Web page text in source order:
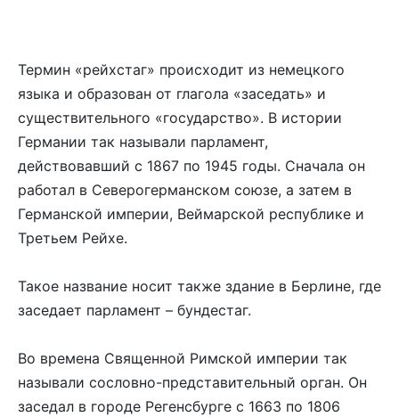
Термин «рейхстаг» происходит из немецкого
языка и образован от глагола «заседать» и
существительного «государство». В истории
Германии так называли парламент,
действовавший с 1867 по 1945 годы. Сначала он
работал в Северогерманском союзе, а затем в
Германской империи, Веймарской республике и
Третьем Рейхе.
Такое название носит также здание в Берлине, где
заседает парламент – бундестаг.
Во времена Священной Римской империи так
называли сословно-представительный орган. Он
заседал в городе Регенсбурге с 1663 по 1806